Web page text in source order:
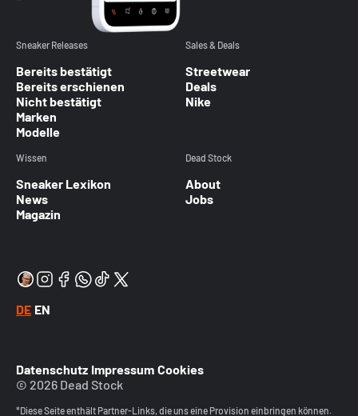
Sneaker Releases
Bereits bestätigt
Bereits erschienen
Nicht bestätigt
Marken
Modelle
Sales & Deals
Streetwear
Deals
Nike
Wissen
Sneaker Lexikon
News
Magazin
Dead Stock
About
Jobs
DE EN
Datenschutz Impressum Cookies
© 2026 Dead Stock
*Diese Seite enthält Partner-Links, die uns eine Provision einbringen können.